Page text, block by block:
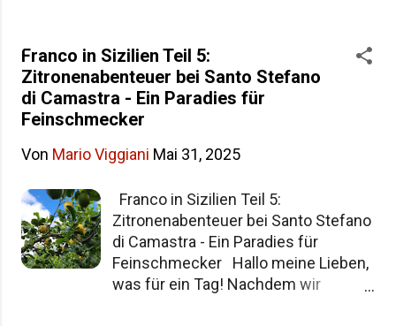
heutigen Namen. Woher stammt der Name
Sizilien Inhaltsverzeichnis Die Herkunft des
Namens "Sicilia" Der älteste Name: Trinakria und
die drei Kaps Sicania – der Name nach den
Weitere antike Namen und Legenden Alle Namen
Namensgeschichte Siziliens Fazit
Franco in Sizilien Teil 5:
Zitronenabenteuer bei Santo Stefano
di Camastra - Ein Paradies für
Feinschmecker
Von Mario Viggiani Mai 31, 2025
Franco in Sizilien Teil 5:
Zitronenabenteuer bei Santo Stefano
di Camastra - Ein Paradies für
Feinschmecker Hallo meine Lieben,
was für ein Tag! Nachdem wir